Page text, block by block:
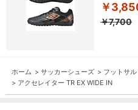
￥
￥7,700
ホーム > サッカーシューズ > フットサ
> アクセレイター TR EX WIDE IN